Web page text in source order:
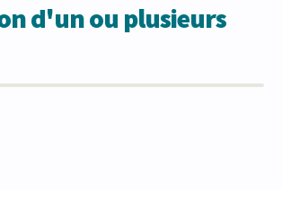
d'un ou plusieurs